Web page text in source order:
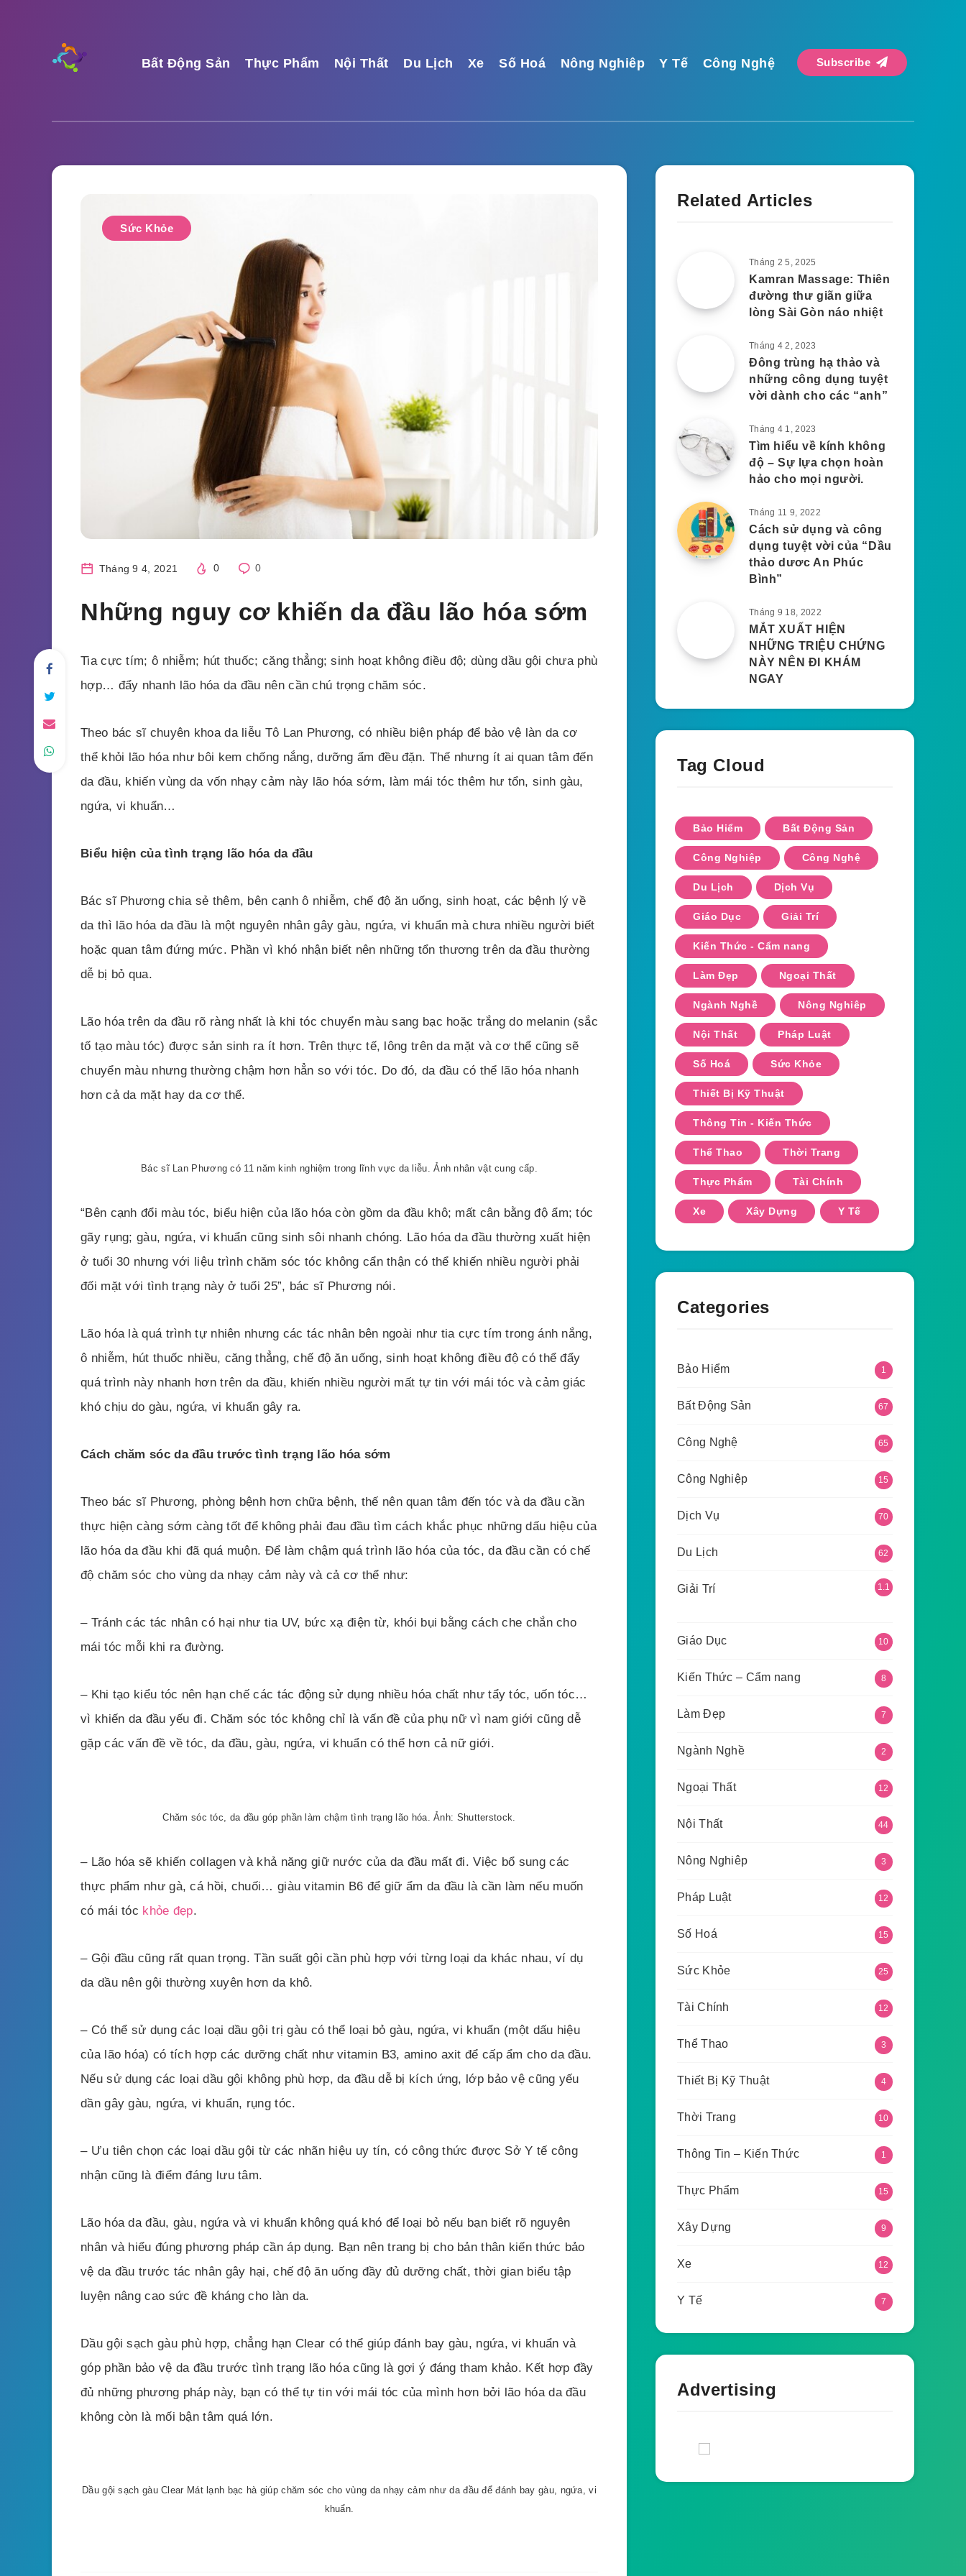
Bất Động Sản Thực Phẩm Nội Thất Du Lịch Xe Số Hoá Nông Nghiêp Y Tế Công Nghệ Subscribe
Sức Khỏe
Tháng 9 4, 2021 0 0
Những nguy cơ khiến da đầu lão hóa sớm
Tia cực tím; ô nhiễm; hút thuốc; căng thẳng; sinh hoạt không điều độ; dùng dầu gội chưa phù
hợp… đẩy nhanh lão hóa da đầu nên cần chú trọng chăm sóc.
Theo bác sĩ chuyên khoa da liễu Tô Lan Phương, có nhiều biện pháp để bảo vệ làn da cơ
thể khỏi lão hóa như bôi kem chống nắng, dưỡng ẩm đều đặn. Thế nhưng ít ai quan tâm đến
da đầu, khiến vùng da vốn nhạy cảm này lão hóa sớm, làm mái tóc thêm hư tổn, sinh gàu,
ngứa, vi khuẩn…
Biểu hiện của tình trạng lão hóa da đầu
Bác sĩ Phương chia sẻ thêm, bên cạnh ô nhiễm, chế độ ăn uống, sinh hoạt, các bệnh lý về
da thì lão hóa da đầu là một nguyên nhân gây gàu, ngứa, vi khuẩn mà chưa nhiều người biết
hoặc quan tâm đứng mức. Phần vì khó nhận biết nên những tổn thương trên da đầu thường
dễ bị bỏ qua.
Lão hóa trên da đầu rõ ràng nhất là khi tóc chuyển màu sang bạc hoặc trắng do melanin (sắc
tố tạo màu tóc) được sản sinh ra ít hơn. Trên thực tế, lông trên da mặt và cơ thể cũng sẽ
chuyển màu nhưng thường chậm hơn hẳn so với tóc. Do đó, da đầu có thể lão hóa nhanh
hơn cả da mặt hay da cơ thể.
Bác sĩ Lan Phương có 11 năm kinh nghiệm trong lĩnh vực da liễu. Ảnh nhân vật cung cấp.
“Bên cạnh đổi màu tóc, biểu hiện của lão hóa còn gồm da đầu khô; mất cân bằng độ ẩm; tóc
gãy rụng; gàu, ngứa, vi khuẩn cũng sinh sôi nhanh chóng. Lão hóa da đầu thường xuất hiện
ở tuổi 30 nhưng với liệu trình chăm sóc tóc không cẩn thận có thể khiến nhiều người phải
đối mặt với tình trạng này ở tuổi 25”, bác sĩ Phương nói.
Lão hóa là quá trình tự nhiên nhưng các tác nhân bên ngoài như tia cực tím trong ánh nắng,
ô nhiễm, hút thuốc nhiều, căng thẳng, chế độ ăn uống, sinh hoạt không điều độ có thể đẩy
quá trình này nhanh hơn trên da đầu, khiến nhiều người mất tự tin với mái tóc và cảm giác
khó chịu do gàu, ngứa, vi khuẩn gây ra.
Cách chăm sóc da đầu trước tình trạng lão hóa sớm
Theo bác sĩ Phương, phòng bệnh hơn chữa bệnh, thế nên quan tâm đến tóc và da đầu cần
thực hiện càng sớm càng tốt để không phải đau đầu tìm cách khắc phục những dấu hiệu của
lão hóa da đầu khi đã quá muộn. Để làm chậm quá trình lão hóa của tóc, da đầu cần có chế
độ chăm sóc cho vùng da nhạy cảm này và cả cơ thể như:
– Tránh các tác nhân có hại như tia UV, bức xạ điện từ, khói bụi bằng cách che chắn cho
mái tóc mỗi khi ra đường.
– Khi tạo kiểu tóc nên hạn chế các tác động sử dụng nhiều hóa chất như tẩy tóc, uốn tóc…
vì khiến da đầu yếu đi. Chăm sóc tóc không chỉ là vấn đề của phụ nữ vì nam giới cũng dễ
gặp các vấn đề về tóc, da đầu, gàu, ngứa, vi khuẩn có thể hơn cả nữ giới.
Chăm sóc tóc, da đầu góp phần làm chậm tình trạng lão hóa. Ảnh: Shutterstock.
– Lão hóa sẽ khiến collagen và khả năng giữ nước của da đầu mất đi. Việc bổ sung các
thực phẩm như gà, cá hồi, chuối… giàu vitamin B6 để giữ ẩm da đầu là cần làm nếu muốn
có mái tóc khỏe đẹp.
– Gội đầu cũng rất quan trọng. Tần suất gội cần phù hợp với từng loại da khác nhau, ví dụ
da dầu nên gội thường xuyên hơn da khô.
– Có thể sử dụng các loại dầu gội trị gàu có thể loại bỏ gàu, ngứa, vi khuẩn (một dấu hiệu
của lão hóa) có tích hợp các dưỡng chất như vitamin B3, amino axit để cấp ẩm cho da đầu.
Nếu sử dụng các loại dầu gội không phù hợp, da đầu dễ bị kích ứng, lớp bảo vệ cũng yếu
dần gây gàu, ngứa, vi khuẩn, rụng tóc.
– Ưu tiên chọn các loại dầu gội từ các nhãn hiệu uy tín, có công thức được Sở Y tế công
nhận cũng là điểm đáng lưu tâm.
Lão hóa da đầu, gàu, ngứa và vi khuẩn không quá khó để loại bỏ nếu bạn biết rõ nguyên
nhân và hiểu đúng phương pháp cần áp dụng. Bạn nên trang bị cho bản thân kiến thức bảo
vệ da đầu trước tác nhân gây hại, chế độ ăn uống đầy đủ dưỡng chất, thời gian biểu tập
luyện nâng cao sức đề kháng cho làn da.
Dầu gội sạch gàu phù hợp, chẳng hạn Clear có thể giúp đánh bay gàu, ngứa, vi khuẩn và
góp phần bảo vệ da đầu trước tình trạng lão hóa cũng là gợi ý đáng tham khảo. Kết hợp đầy
đủ những phương pháp này, bạn có thể tự tin với mái tóc của mình hơn bởi lão hóa da đầu
không còn là mối bận tâm quá lớn.
Dầu gội sạch gàu Clear Mát lạnh bạc hà giúp chăm sóc cho vùng da nhạy cảm như da đầu để đánh bay gàu, ngứa, vi
khuẩn.
Related Articles
Tháng 2 5, 2025
Kamran Massage: Thiên
đường thư giãn giữa
lòng Sài Gòn náo nhiệt
Tháng 4 2, 2023
Đông trùng hạ thảo và
những công dụng tuyệt
vời dành cho các “anh”
Tháng 4 1, 2023
Tìm hiểu về kính không
độ – Sự lựa chọn hoàn
hảo cho mọi người.
Tháng 11 9, 2022
Cách sử dụng và công
dụng tuyệt vời của “Dầu
thảo dươc An Phúc
Bình”
Tháng 9 18, 2022
MẮT XUẤT HIỆN
NHỮNG TRIỆU CHỨNG
NÀY NÊN ĐI KHÁM
NGAY
Tag Cloud
Bảo Hiểm Bất Động Sản
Công Nghiệp Công Nghệ
Du Lịch Dịch Vụ
Giáo Dục Giải Trí
Kiến Thức - Cẩm nang
Làm Đẹp Ngoại Thất
Ngành Nghề Nông Nghiêp
Nội Thất Pháp Luật
Số Hoá Sức Khỏe
Thiết Bị Kỹ Thuật
Thông Tin - Kiến Thức
Thể Thao Thời Trang
Thực Phẩm Tài Chính
Xe Xây Dựng Y Tế
Categories
Bảo Hiểm 1
Bất Động Sản 67
Công Nghệ 65
Công Nghiệp 15
Dịch Vụ 70
Du Lịch 62
Giải Trí
1.1
Giáo Dục 10
Kiến Thức – Cẩm nang 8
Làm Đẹp 7
Ngành Nghề 2
Ngoại Thất 12
Nội Thất 44
Nông Nghiêp 3
Pháp Luật 12
Số Hoá 15
Sức Khỏe 25
Tài Chính 12
Thể Thao 3
Thiết Bị Kỹ Thuật 4
Thời Trang 10
Thông Tin – Kiến Thức 1
Thực Phẩm 15
Xây Dựng 9
Xe 12
Y Tế 7
Advertising